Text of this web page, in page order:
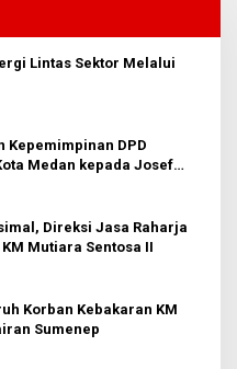
Lintas Sektor Melalui
Kepemimpinan DPD
Medan kepada Josef
Direksi Jasa Raharja
Mutiara Sentosa II
Korban Kebakaran KM
Sumenep